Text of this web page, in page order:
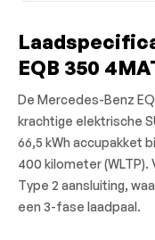
EQB 350
De Mercedes-Benz
krachtige elektrische
66,5 kWh accupakket
400 kilometer
Type 2 aansluiting,
een 3-fase laadpaal.